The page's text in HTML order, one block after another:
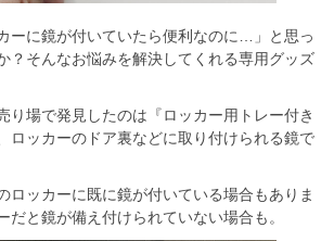
ーに鏡が付いていたら便利なのに…」と思っ
？そんなお悩みを解決してくれる専用グッズ
り場で発見したのは『ロッカー用トレー付き
ロッカーのドア裏などに取り付けられる鏡で
ロッカーに既に鏡が付いている場合もありま
だと鏡が備え付けられていない場合も。